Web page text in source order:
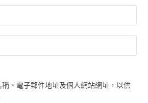
、電子郵件地址及個人網站網址，以供